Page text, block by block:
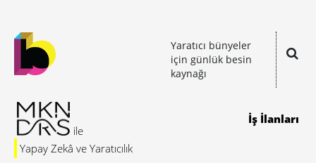
Yaratıcı bünyeler
için günlük besin
kaynağı
Yapay Zekâ ve Yaratıcılık
İş İlanları